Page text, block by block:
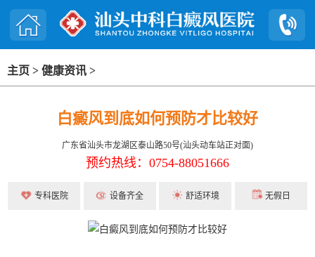
主页 > 健康资讯 >
白癜风到底如何预防才比较好
广东省汕头市龙湖区泰山路50号(汕头动车站正对面)
预约热线：0754-88051666
专科医院 设备齐全 舒适环境 无假日